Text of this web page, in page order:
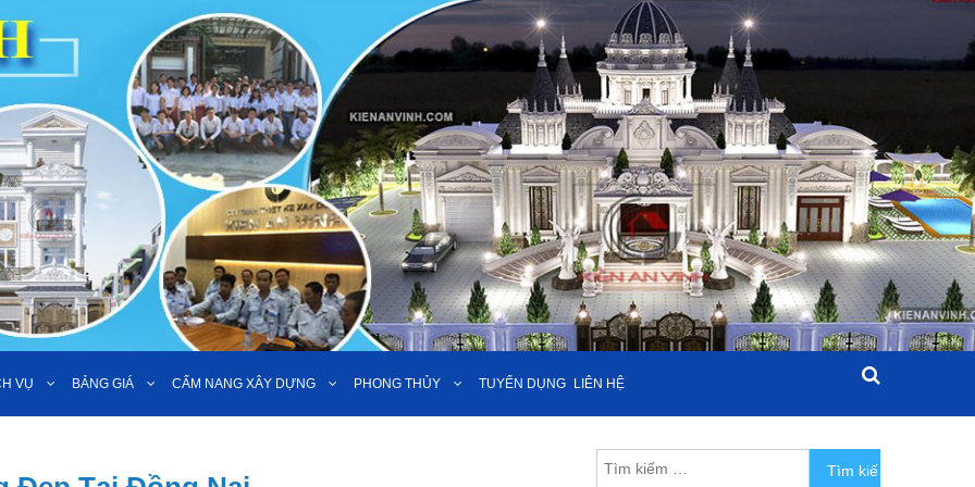
VỤ BẢNG GIÁ CẨM NANG XÂY DỰNG PHONG THỦY TUYỂN DỤNG LIÊN HỆ
Tìm kiếm cho: